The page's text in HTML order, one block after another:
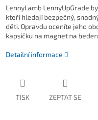
LennyLamb LennyUpGrade
kteří hledají bezpečný,
děti. Opravdu oceníte jeho
kapsičku na magnet na
Detailní informace
TISK ZEPTAT SE